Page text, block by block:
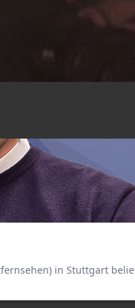
in Stuttgart